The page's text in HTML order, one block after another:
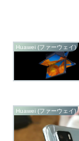
Huawei (ファーウェイ)
Huawei (ファーウェイ)